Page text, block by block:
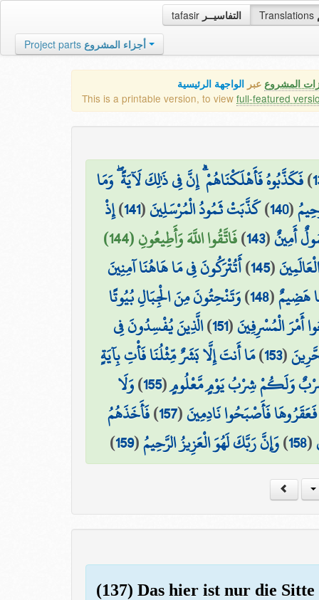
tafasir التفاسيــر Translations
Project parts أجزاء المشروع
المشروع عبر الواجهة الرئيسية
This is a printable version, to view full-featured
)فَكَذَّبُوهُ فَأَهْلَكْنَاهُمْ ۗ إِنَّ فِي ذَٰلِكَ لَآيَةً ۖ وَمَا
(
140
)كَذَّبَتْ ثَمُودُ الْمُرْسَلِينَ(
141
)إِذْ
أَمِينٌ(
143
)فَاتَّقُوا اللَّهَ وَأَطِيعُونِ (144)
(
145
)أَتُتْرَكُونَ فِي مَا هَاهُنَا آمِنِينَ
هَضِيمٌ(
148
)وَتَنْحِتُونَ مِنَ الْجِبَالِ بُيُوتًا
أَمْرَ الْمُسْرِفِينَ(
151
)الَّذِينَ يُفْسِدُونَ فِي
(
153
)مَا أَنتَ إِلَّا بَشَرٌ مِّثْلُنَا فَأْتِ بِآيَةٍ
شِرْبٌ وَلَكُمْ شِرْبُ يَوْمٍ مَّعْلُومٍ(
155
)وَلَا
فَعَقَرُوهَا فَأَصْبَحُوا نَادِمِينَ(
157
)فَأَخَذَهُمُ
(
158
)وَإِنَّ رَبَّكَ لَهُوَ الْعَزِيزُ الرَّحِيمُ(
159
)
(137) Das hier ist nur die